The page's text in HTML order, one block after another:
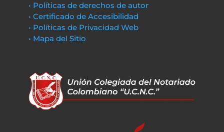
• Políticas de derechos de autor
• Certificado de Accesibilidad
• Políticas de Privacidad Web
• Mapa del Sitio